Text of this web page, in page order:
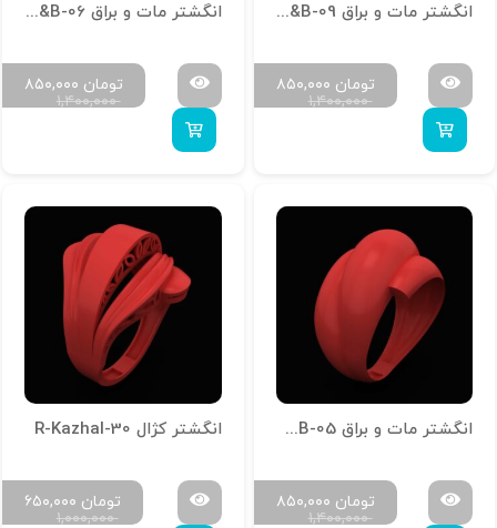
انگشتر مات و براق R-M&B-09
۱,۴۰۰,۰۰۰
۸۵۰,۰۰۰ تومان
انگشتر مات و براق R-M&B-06
۱,۴۰۰,۰۰۰
۸۵۰,۰۰۰ تومان
انگشتر مات و براق R-M&B-05
۱,۴۰۰,۰۰۰
۸۵۰,۰۰۰ تومان
انگشتر کژال R-Kazhal-30
۱,۰۰۰,۰۰۰
۶۵۰,۰۰۰ تومان